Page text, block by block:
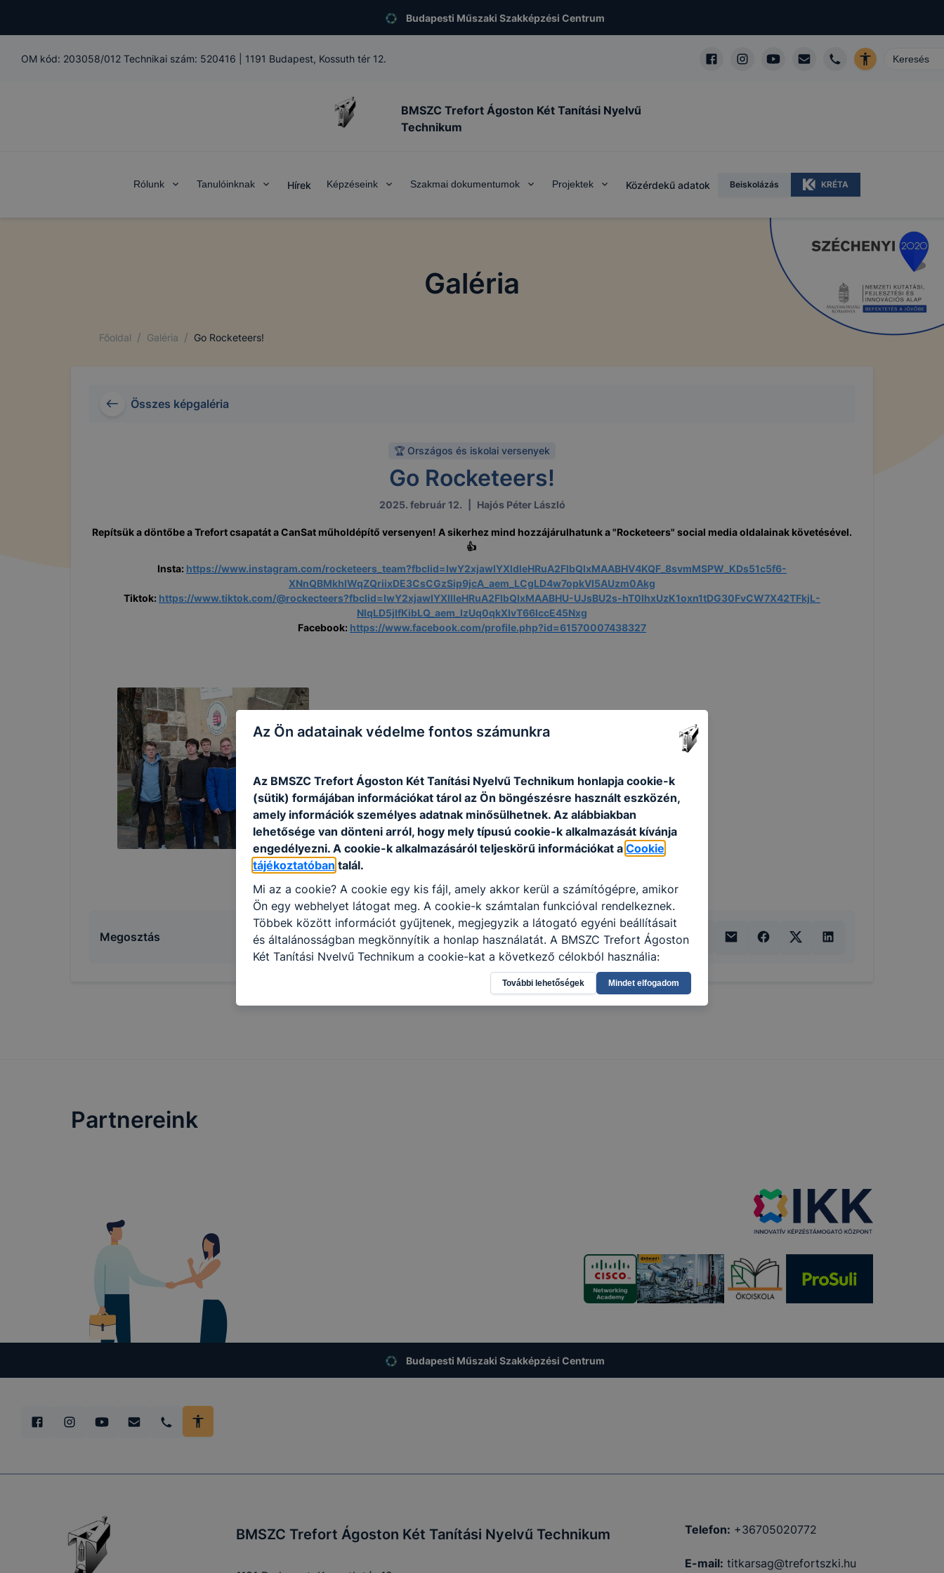
Budapesti Műszaki Szakképzési Centrum
OM kód: 203058/012 Technikai szám: 520416 1191 Budapest, Kossuth tér 12.
BMSZC Trefort Ágoston Két Tanítási Nyelvű
Technikum
Rólunk Tanulóinknak Hírek Képzéseink Szakmai dokumentumok Projektek Közérdekű adatok Beiskolázás KRÉTA
Galéria
Főoldal / Galéria / Go Rocketeers!
Összes képgaléria
🏆 Országos és iskolai versenyek
Go Rocketeers!
2025. február 12. Hajós Péter László
Repítsük a döntőbe a Trefort csapatát a CanSat műholdépítő versenyen! A sikerhez mind hozzájárulhatunk a "Rocketeers" social media oldalainak követésével.
👍
Insta: https://www.instagram.com/rocketeers_team?fbclid=IwY2xjawIYXldleHRuA2FlbQIxMAABHV4KQF_8svmMSPW_KDs51c5f6-
XNnQBMkhlWqZQriixDE3CsCGzSip9jcA_aem_LCgLD4w7opkVI5AUzm0Akg
Tiktok: https://www.tiktok.com/@rockecteers?fbclid=IwY2xjawIYXllleHRuA2FlbQIxMAABHU-UJsBU2s-hT0lhxUzK1oxn1tDG30FvCW7X42TFkjL-
NlqLD5jIfKibLQ_aem_lzUq0qkXIvT66IccE45Nxg
Facebook: https://www.facebook.com/profile.php?id=61570007438327
Megosztás
Partnereink
Budapesti Műszaki Szakképzési Centrum
BMSZC Trefort Ágoston Két Tanítási Nyelvű Technikum Telefon: +36705020772
E-mail: titkarsag@trefortszki.hu
Az Ön adatainak védelme fontos számunkra
Az BMSZC Trefort Ágoston Két Tanítási Nyelvű Technikum honlapja cookie-k
(sütik) formájában információkat tárol az Ön böngészésre használt eszközén,
amely információk személyes adatnak minősülhetnek. Az alábbiakban
lehetősége van dönteni arról, hogy mely típusú cookie-k alkalmazását kívánja
engedélyezni. A cookie-k alkalmazásáról teljeskörű információkat a Cookie
tájékoztatóban talál.
Mi az a cookie? A cookie egy kis fájl, amely akkor kerül a számítógépre, amikor
Ön egy webhelyet látogat meg. A cookie-k számtalan funkcióval rendelkeznek.
Többek között információt gyűjtenek, megjegyzik a látogató egyéni beállításait
és általánosságban megkönnyítik a honlap használatát. A BMSZC Trefort Ágoston
Két Tanítási Nyelvű Technikum a cookie-kat a következő célokból használja:
információ gyűjtése azzal kapcsolatban, hogyan használja Ön a honlapot -annak
felmérésével, hogy a honlap melyik részeit látogatja, vagy használja leginkább,
így megtudhatjuk, hogyan biztosítsunk Önnek még jobb felhasználói élményt, ha
További lehetőségek Mindet elfogadom